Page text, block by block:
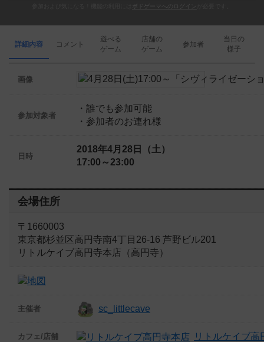
ボドゲーマへのログイン
詳細内容 コメント
遊べる
ゲーム
店舗の
ゲーム
参加者
当日の
様子
画像
参加対象者
・誰でも参加可能
・参加者のお連れ様
日時
2018年4月28日（土）
17:00～23:00
会場住所
〒1660003
東京都杉並区高円寺南4丁目26-16 芦野ビル201
リトルケイブ高円寺本店（高円寺）
主催者 sc_littlecave
カフェ/店舗 リトルケイブ高